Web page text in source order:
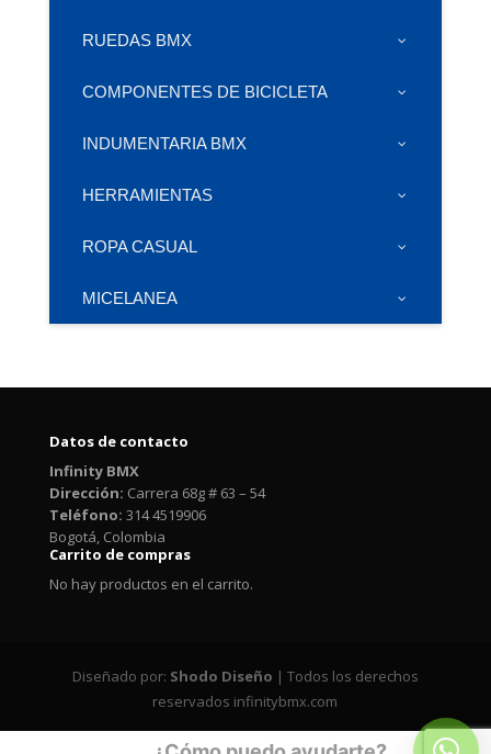
RUEDAS BMX
COMPONENTES DE BICICLETA
INDUMENTARIA BMX
HERRAMIENTAS
ROPA CASUAL
MICELANEA
Datos de contacto
Infinity BMX
Dirección: Carrera 68g # 63 – 54
Teléfono: 314 4519906
Bogotá, Colombia
Carrito de compras
No hay productos en el carrito.
Diseñado por: Shodo Diseño | Todos los derechos
reservados infinitybmx.com